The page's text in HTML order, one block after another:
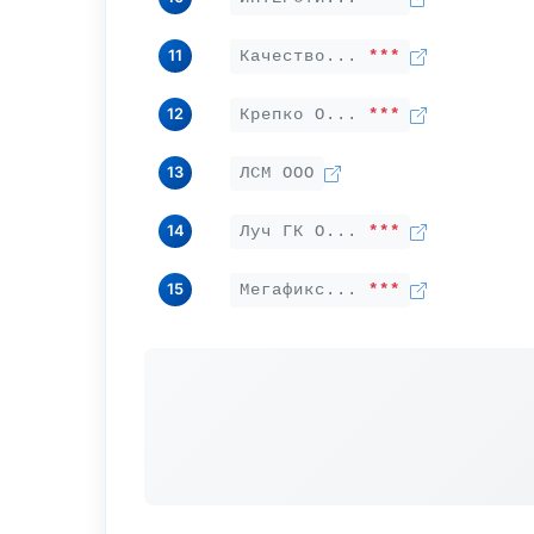
11 Качество... ***
12 Крепко О... ***
13 ЛСМ ООО
14 Луч ГК О... ***
15 Мегафикс... ***